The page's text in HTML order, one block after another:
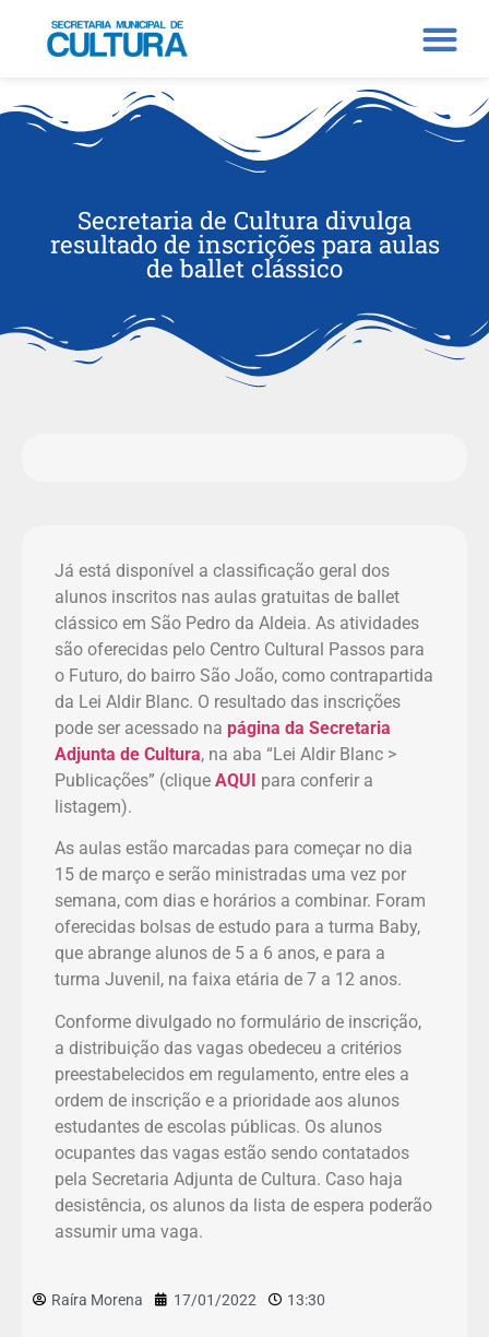
Secretaria de Cultura divulga
resultado de inscrições para aulas
de ballet clássico
Já está disponível a classificação geral dos
alunos inscritos nas aulas gratuitas de ballet
clássico em São Pedro da Aldeia. As atividades
são oferecidas pelo Centro Cultural Passos para
o Futuro, do bairro São João, como contrapartida
da Lei Aldir Blanc. O resultado das inscrições
pode ser acessado na página da Secretaria
Adjunta de Cultura, na aba “Lei Aldir Blanc >
Publicações” (clique AQUI para conferir a
listagem).
As aulas estão marcadas para começar no dia
15 de março e serão ministradas uma vez por
semana, com dias e horários a combinar. Foram
oferecidas bolsas de estudo para a turma Baby,
que abrange alunos de 5 a 6 anos, e para a
turma Juvenil, na faixa etária de 7 a 12 anos.
Conforme divulgado no formulário de inscrição,
a distribuição das vagas obedeceu a critérios
preestabelecidos em regulamento, entre eles a
ordem de inscrição e a prioridade aos alunos
estudantes de escolas públicas. Os alunos
ocupantes das vagas estão sendo contatados
pela Secretaria Adjunta de Cultura. Caso haja
desistência, os alunos da lista de espera poderão
assumir uma vaga.
Raíra Morena 17/01/2022 13:30